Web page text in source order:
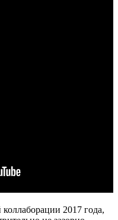
2017 года,